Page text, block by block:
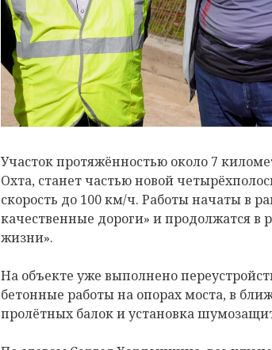
Участок протяжённостью около 7
Охта, станет частью новой
скорость до 100 км/ч. Работы начаты в
качественные дороги» и продолжатся в
жизни».
На объекте уже выполнено
бетонные работы на опорах моста, в
пролётных балок и установка